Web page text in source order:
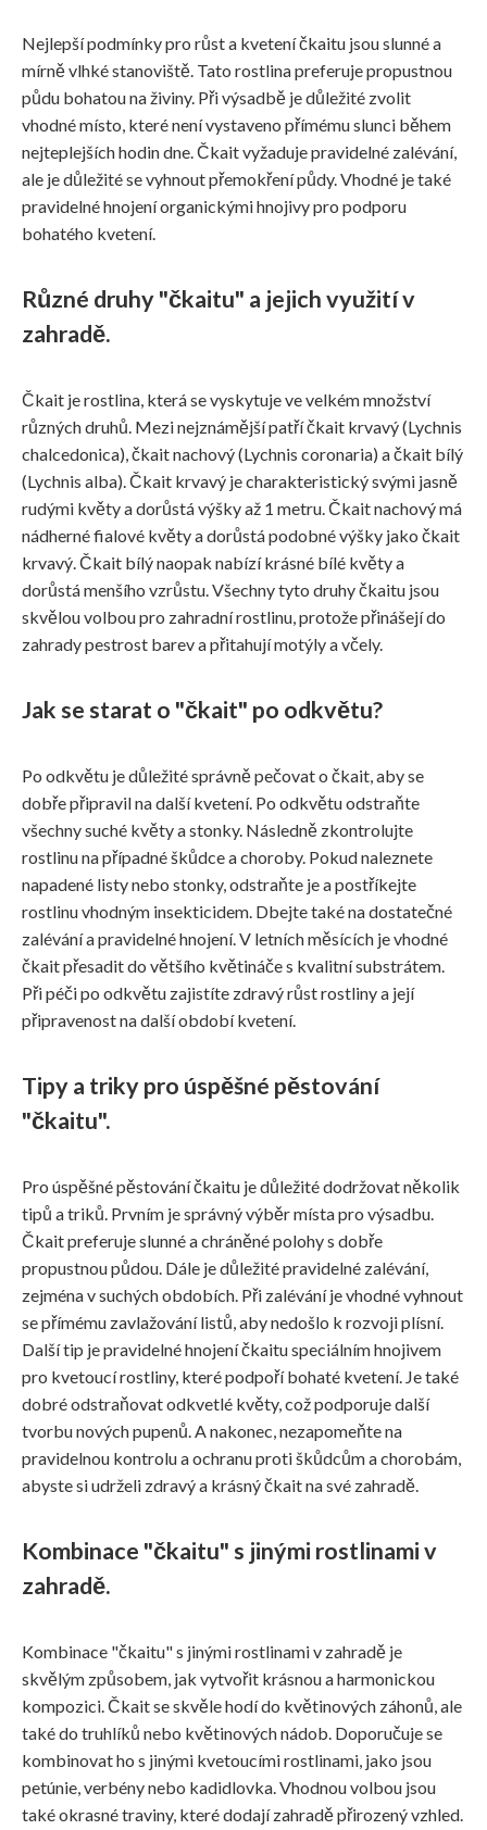
Nejlepší podmínky pro růst a kvetení čkaitu jsou slunné a
mírně vlhké stanoviště. Tato rostlina preferuje propustnou
půdu bohatou na živiny. Při výsadbě je důležité zvolit
vhodné místo, které není vystaveno přímému slunci během
nejteplejších hodin dne. Čkait vyžaduje pravidelné zalévání,
ale je důležité se vyhnout přemokření půdy. Vhodné je také
pravidelné hnojení organickými hnojivy pro podporu
bohatého kvetení.
Různé druhy "čkaitu" a jejich využití v
zahradě.
Čkait je rostlina, která se vyskytuje ve velkém množství
různých druhů. Mezi nejznámější patří čkait krvavý (Lychnis
chalcedonica), čkait nachový (Lychnis coronaria) a čkait bílý
(Lychnis alba). Čkait krvavý je charakteristický svými jasně
rudými květy a dorůstá výšky až 1 metru. Čkait nachový má
nádherné fialové květy a dorůstá podobné výšky jako čkait
krvavý. Čkait bílý naopak nabízí krásné bílé květy a
dorůstá menšího vzrůstu. Všechny tyto druhy čkaitu jsou
skvělou volbou pro zahradní rostlinu, protože přinášejí do
zahrady pestrost barev a přitahují motýly a včely.
Jak se starat o "čkait" po odkvětu?
Po odkvětu je důležité správně pečovat o čkait, aby se
dobře připravil na další kvetení. Po odkvětu odstraňte
všechny suché květy a stonky. Následně zkontrolujte
rostlinu na případné škůdce a choroby. Pokud naleznete
napadené listy nebo stonky, odstraňte je a postříkejte
rostlinu vhodným insekticidem. Dbejte také na dostatečné
zalévání a pravidelné hnojení. V letních měsících je vhodné
čkait přesadit do většího květináče s kvalitní substrátem.
Při péči po odkvětu zajistíte zdravý růst rostliny a její
připravenost na další období kvetení.
Tipy a triky pro úspěšné pěstování
"čkaitu".
Pro úspěšné pěstování čkaitu je důležité dodržovat několik
tipů a triků. Prvním je správný výběr místa pro výsadbu.
Čkait preferuje slunné a chráněné polohy s dobře
propustnou půdou. Dále je důležité pravidelné zalévání,
zejména v suchých obdobích. Při zalévání je vhodné vyhnout
se přímému zavlažování listů, aby nedošlo k rozvoji plísní.
Další tip je pravidelné hnojení čkaitu speciálním hnojivem
pro kvetoucí rostliny, které podpoří bohaté kvetení. Je také
dobré odstraňovat odkvetlé květy, což podporuje další
tvorbu nových pupenů. A nakonec, nezapomeňte na
pravidelnou kontrolu a ochranu proti škůdcům a chorobám,
abyste si udrželi zdravý a krásný čkait na své zahradě.
Kombinace "čkaitu" s jinými rostlinami v
zahradě.
Kombinace "čkaitu" s jinými rostlinami v zahradě je
skvělým způsobem, jak vytvořit krásnou a harmonickou
kompozici. Čkait se skvěle hodí do květinových záhonů, ale
také do truhlíků nebo květinových nádob. Doporučuje se
kombinovat ho s jinými kvetoucími rostlinami, jako jsou
petúnie, verbény nebo kadidlovka. Vhodnou volbou jsou
také okrasné traviny, které dodají zahradě přirozený vzhled.